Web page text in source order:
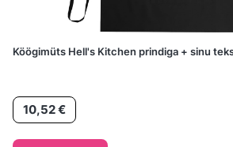
Köögimüts Hell's Kitchen prindiga + sinu
Hind10,52 €